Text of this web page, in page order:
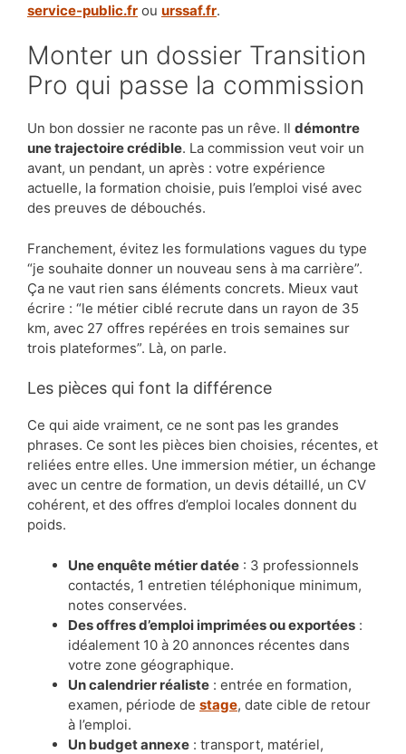
service-public.fr ou urssaf.fr.
Monter un dossier Transition
Pro qui passe la commission
Un bon dossier ne raconte pas un rêve. Il démontre
une trajectoire crédible. La commission veut voir un
avant, un pendant, un après : votre expérience
actuelle, la formation choisie, puis l’emploi visé avec
des preuves de débouchés.
Franchement, évitez les formulations vagues du type
“je souhaite donner un nouveau sens à ma carrière”.
Ça ne vaut rien sans éléments concrets. Mieux vaut
écrire : “le métier ciblé recrute dans un rayon de 35
km, avec 27 offres repérées en trois semaines sur
trois plateformes”. Là, on parle.
Les pièces qui font la différence
Ce qui aide vraiment, ce ne sont pas les grandes
phrases. Ce sont les pièces bien choisies, récentes, et
reliées entre elles. Une immersion métier, un échange
avec un centre de formation, un devis détaillé, un CV
cohérent, et des offres d’emploi locales donnent du
poids.
Une enquête métier datée : 3 professionnels
contactés, 1 entretien téléphonique minimum,
notes conservées.
Des offres d’emploi imprimées ou exportées :
idéalement 10 à 20 annonces récentes dans
votre zone géographique.
Un calendrier réaliste : entrée en formation,
examen, période de stage, date cible de retour
à l’emploi.
Un budget annexe : transport, matériel,